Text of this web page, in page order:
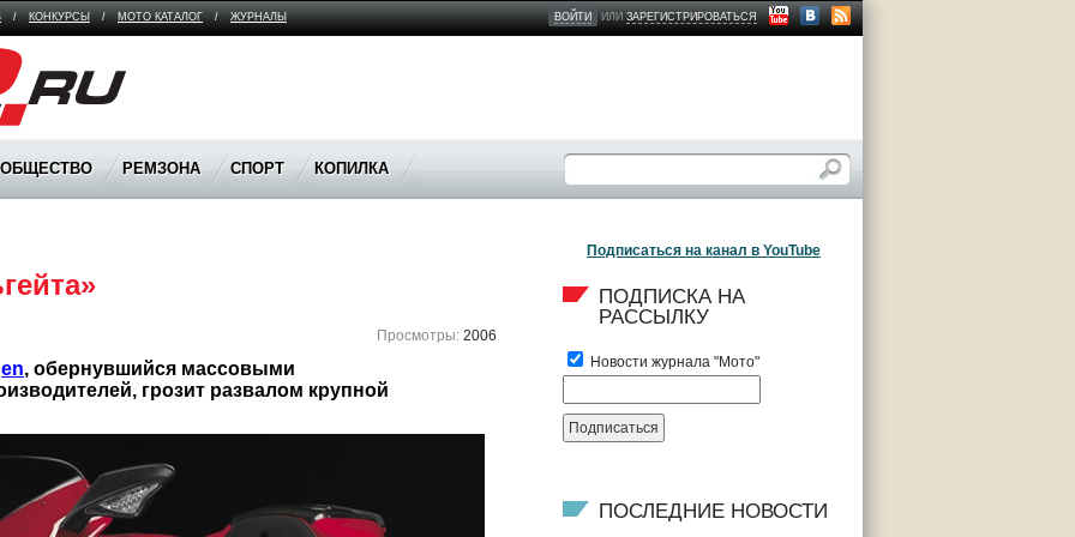
/ КОНКУРСЫ / МОТО КАТАЛОГ / ЖУРНАЛЫ ВОЙТИ ИЛИЗАРЕГИСТРИРОВАТЬСЯ
РЕМЗОНА СПОРТ КОПИЛКА
Просмотры: 2006
, обернувшийся массовыми
грозит развалом крупной
Подписаться на канал в YouTube
ПОДПИСКА НА
РАССЫЛКУ
Новости журнала "Мото"
ПОСЛЕДНИЕ НОВОСТИ